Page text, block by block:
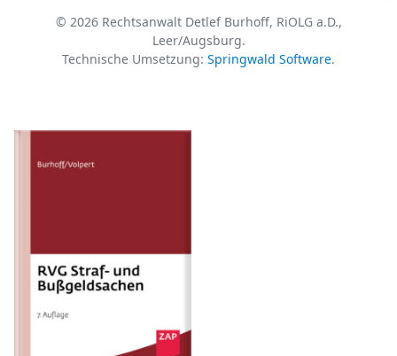
© 2026 Rechtsanwalt Detlef Burhoff, RiOLG a.D.,
Leer/Augsburg.
Technische Umsetzung: Springwald Software.